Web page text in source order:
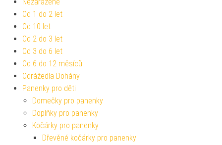
Od 1 do 2 let
Od 10 let
Od 2 do 3 let
Od 3 do 6 let
Od 6 do 12 měsíců
Odrážedla Dohány
Panenky pro děti
Domečky pro panenky
Doplňky pro panenky
Kočárky pro panenky
Dřevěné kočárky pro panenky